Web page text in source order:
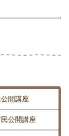
開講座
公開講座